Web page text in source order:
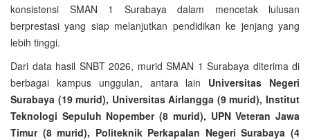
konsistensi SMAN 1 Surabaya dalam mencetak lulusan
berprestasi yang siap melanjutkan pendidikan ke jenjang yang
lebih tinggi.
Dari data hasil SNBT 2026, murid SMAN 1 Surabaya diterima di
berbagai kampus unggulan, antara lain Universitas Negeri
Surabaya (19 murid), Universitas Airlangga (9 murid), Institut
Teknologi Sepuluh Nopember (8 murid), UPN Veteran Jawa
Timur (8 murid), Politeknik Perkapalan Negeri Surabaya (4